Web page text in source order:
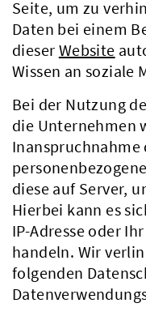
Seite, um zu
Daten bei einem
dieser Website
Wissen an soziale
Bei der Nutzung
die Unternehmen
Inanspruchnahme
diese auf Server,
Hierbei kann es
IP-Adresse oder
handeln. Wir
folgenden